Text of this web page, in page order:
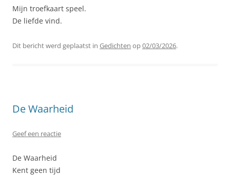
Mijn troefkaart speel.
De liefde vind.
Dit bericht werd geplaatst in Gedichten op02/03/2026.
De Waarheid
Geef een reactie
De Waarheid
Kent geen tijd